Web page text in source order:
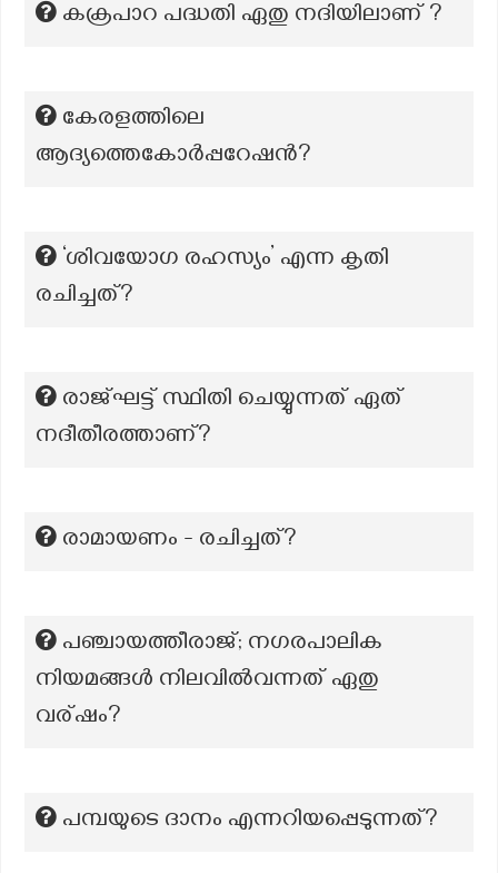
കക്രപാറ പദ്ധതി ഏതു നദിയിലാണ് ?
കേരളത്തിലെ
ആദ്യത്തെകോർപ്പറേഷൻ?
‘ശിവയോഗ രഹസ്യം’ എന്ന കൃതി
രചിച്ചത്?
രാജ്ഘട്ട് സ്ഥിതി ചെയ്യുന്നത് ഏത്
നദീതീരത്താണ്?
രാമായണം - രചിച്ചത്?
പഞ്ചായത്തീരാജ്; നഗരപാലിക
നിയമങ്ങൾ നിലവിൽവന്നത് ഏതു
വര്ഷം?
പമ്പയുടെ ദാനം എന്നറിയപ്പെടുന്നത്?